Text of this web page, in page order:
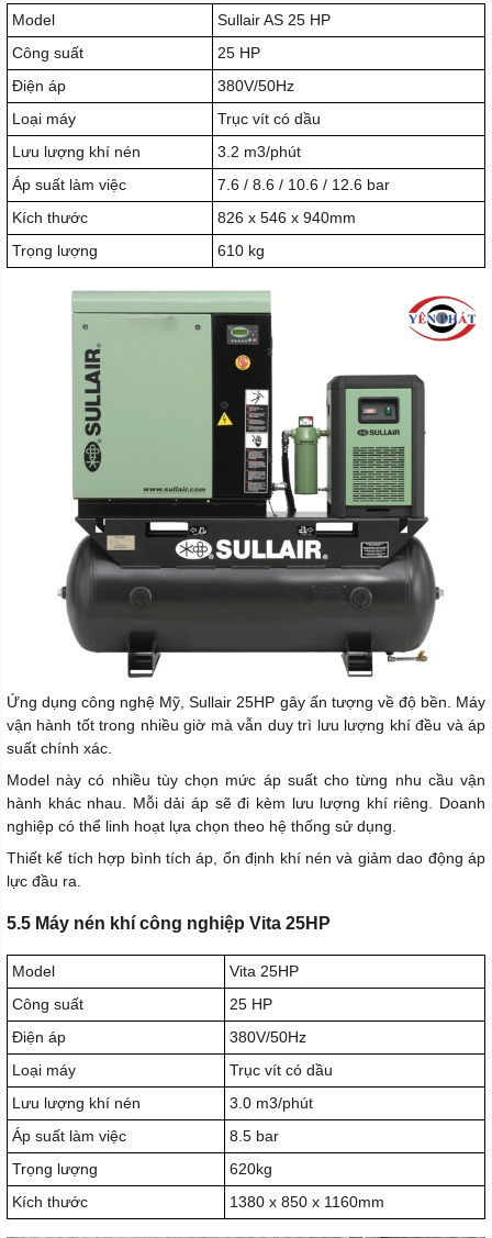
Model
Sullair AS 25 HP
Công suất
25 HP
Điện áp
380V/50Hz
Loại máy
Trục vít có dầu
Lưu lượng khí nén
3.2 m3/phút
Áp suất làm việc
7.6 / 8.6 / 10.6 / 12.6 bar
Kích thước
826 x 546 x 940mm
Trọng lượng
610 kg
Ứng dụng công nghệ Mỹ, Sullair 25HP gây ấn tượng về độ bền. Máy
vận hành tốt trong nhiều giờ mà vẫn duy trì lưu lượng khí đều và áp
suất chính xác.
Model này có nhiều tùy chọn mức áp suất cho từng nhu cầu vận
hành khác nhau. Mỗi dải áp sẽ đi kèm lưu lượng khí riêng. Doanh
nghiệp có thể linh hoạt lựa chọn theo hệ thống sử dụng.
Thiết kế tích hợp bình tích áp, ổn định khí nén và giảm dao động áp
lực đầu ra.
5.5 Máy nén khí công nghiệp Vita 25HP
Model
Vita 25HP
Công suất
25 HP
Điện áp
380V/50Hz
Loại máy
Trục vít có dầu
Lưu lượng khí nén
3.0 m3/phút
Áp suất làm việc
8.5 bar
Trọng lượng
620kg
Kích thước
1380 x 850 x 1160mm